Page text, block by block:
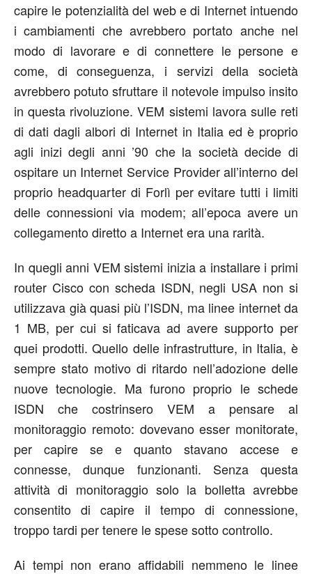
capire le potenzialità del web e di Internet intuendo
i cambiamenti che avrebbero portato anche nel
modo di lavorare e di connettere le persone e
come, di conseguenza, i servizi della società
avrebbero potuto sfruttare il notevole impulso insito
in questa rivoluzione. VEM sistemi lavora sulle reti
di dati dagli albori di Internet in Italia ed è proprio
agli inizi degli anni ’90 che la società decide di
ospitare un Internet Service Provider all’interno del
proprio headquarter di Forlì per evitare tutti i limiti
delle connessioni via modem; all’epoca avere un
collegamento diretto a Internet era una rarità.
In quegli anni VEM sistemi inizia a installare i primi
router Cisco con scheda ISDN, negli USA non si
utilizzava già quasi più l’ISDN, ma linee internet da
1 MB, per cui si faticava ad avere supporto per
quei prodotti. Quello delle infrastrutture, in Italia, è
sempre stato motivo di ritardo nell’adozione delle
nuove tecnologie. Ma furono proprio le schede
ISDN che costrinsero VEM a pensare al
monitoraggio remoto: dovevano esser monitorate,
per capire se e quanto stavano accese e
connesse, dunque funzionanti. Senza questa
attività di monitoraggio solo la bolletta avrebbe
consentito di capire il tempo di connessione,
troppo tardi per tenere le spese sotto controllo.
Ai tempi non erano affidabili nemmeno le linee